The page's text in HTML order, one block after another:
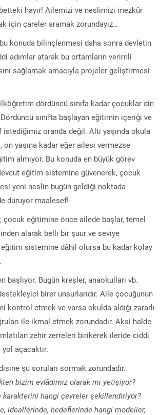
hayır! Ailemizi ve neslimizi mezkûr
için çareler aramak zorundayız…
konuda bilinçlenmesi daha sonra devletin
adımlar atarak bu ortamların verimli
sağlamak amacıyla projeler geliştirmesi
dördüncü sınıfa kadar çocuklar din
sınıfta başlayan eğitimin içeriği ve
oranda değil. Altı yaşında okula
on yaşına kadar eğer ailesi vermezse
almıyor. Bu konuda en büyük görev
eğitim sistemine güvenerek, çocuk
yeni neslin bugün geldiği noktada
duruyor maalesef!
çocuk eğitimine önce ailede başlar, temel
alarak belli bir şuur ve seviye
eğitim sistemine dâhil olursa bu kadar kolay
başlıyor. Bugün kreşler, anaokulları vb.
birer unsurlarıdır. Aile çocuğunun
kontrol etmek ve varsa okulda aldığı zararlı
ile ikmal etmek zorundadır. Aksi halde
zehir zerreleri birikerek ileride ciddi
açacaktır.
şu soruları sormak zorundadır.
bizim evlâdımız olarak mı yetişiyor?
karakterini hangi çevreler şekillendiriyor?
ideallerinde, hedeflerinde hangi modeller,